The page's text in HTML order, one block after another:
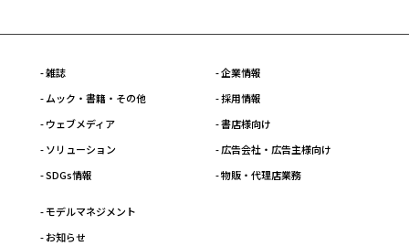
- 雑誌
- ムック・書籍・その他
- ウェブメディア
- ソリューション
- SDGs情報
- 企業情報
- 採用情報
- 書店様向け
- 広告会社・広告主様向け
- 物販・代理店業務
- モデルマネジメント
- お知らせ